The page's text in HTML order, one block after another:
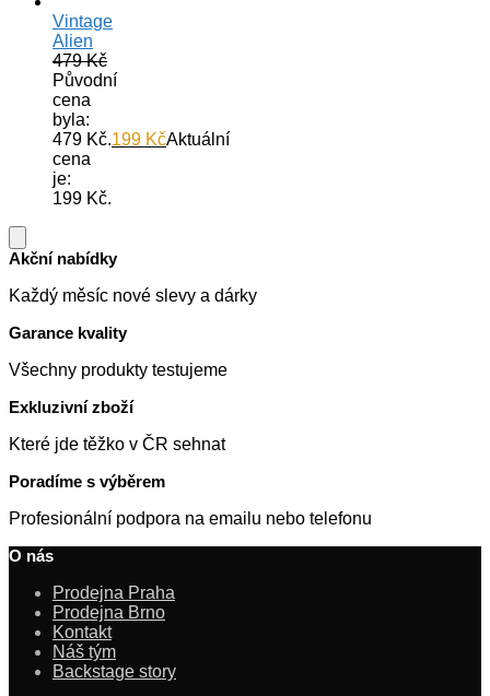
Vintage
Alien
479Kč
Původní
cena
byla:
479 Kč.199 KčAktuální
cena
je:
199 Kč.
Akční nabídky
Každý měsíc nové slevy a dárky
Garance kvality
Všechny produkty testujeme
Exkluzivní zboží
Které jde těžko v ČR sehnat
Poradíme s výběrem
Profesionální podpora na emailu nebo telefonu
O nás
Prodejna Praha
Prodejna Brno
Kontakt
Náš tým
Backstage story